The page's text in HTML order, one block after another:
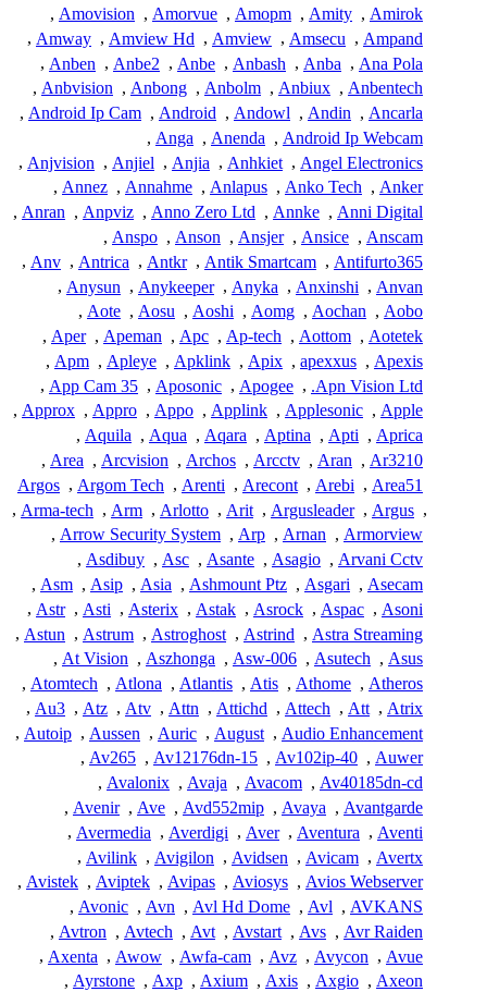
Amirok
,
Amity
,
Amopm
,
Amorvue
,
Amovision
,
Ampand
,
Amsecu
,
Amview
,
Amview Hd
,
Amway
,
Ana Pola
,
Anba
,
Anbash
,
Anbe
,
Anbe2
,
Anben
,
Anbentech
,
Anbiux
,
Anbolm
,
Anbong
,
Anbvision
,
Ancarla
,
Andin
,
Andowl
,
Android
,
Android Ip Cam
,
Android Ip Webcam
,
Anenda
,
Anga
,
Angel Electronics
,
Anhkiet
,
Anjia
,
Anjiel
,
Anjvision
,
Anker
,
Anko Tech
,
Anlapus
,
Annahme
,
Annez
,
Anni Digital
,
Annke
,
Anno Zero Ltd
,
Anpviz
,
Anran
,
Anscam
,
Ansice
,
Ansjer
,
Anson
,
Anspo
,
Antifurto365
,
Antik Smartcam
,
Antkr
,
Antrica
,
Anv
,
Anvan
,
Anxinshi
,
Anyka
,
Anykeeper
,
Anysun
,
Aobo
,
Aochan
,
Aomg
,
Aoshi
,
Aosu
,
Aote
,
Aotetek
,
Aottom
,
Ap-tech
,
Apc
,
Apeman
,
Aper
,
Apexis
,
apexxus
,
Apix
,
Apklink
,
Apleye
,
Apm
,
Apn Vision Ltd.
,
Apogee
,
Aposonic
,
App Cam 35
,
Apple
,
Applesonic
,
Applink
,
Appo
,
Appro
,
Approx
,
Aprica
,
Apti
,
Aptina
,
Aqara
,
Aqua
,
Aquila
,
Ar3210
,
Aran
,
Arcctv
,
Archos
,
Arcvision
,
Area
,
Area51
,
Arebi
,
Arecont
,
Arenti
,
Argom Tech
,
Argos
,
Argus
,
Argusleader
,
Arit
,
Arlotto
,
Arm
,
Arma-tech
,
Armorview
,
Arnan
,
Arp
,
Arrow Security System
,
Arvani Cctv
,
Asagio
,
Asante
,
Asc
,
Asdibuy
,
Asecam
,
Asgari
,
Ashmount Ptz
,
Asia
,
Asip
,
Asm
,
Asoni
,
Aspac
,
Asrock
,
Astak
,
Asterix
,
Asti
,
Astr
,
Astra Streaming
,
Astrind
,
Astroghost
,
Astrum
,
Astun
,
Asus
,
Asutech
,
Asw-006
,
Aszhonga
,
At Vision
,
Atheros
,
Athome
,
Atis
,
Atlantis
,
Atlona
,
Atomtech
,
Atrix
,
Att
,
Attech
,
Attichd
,
Attn
,
Atv
,
Atz
,
Au3
,
Audio Enhancement
,
August
,
Auric
,
Aussen
,
Autoip
,
Auwer
,
Av102ip-40
,
Av12176dn-15
,
Av265
,
Av40185dn-cd
,
Avacom
,
Avaja
,
Avalonix
,
Avantgarde
,
Avaya
,
Avd552mip
,
Ave
,
Avenir
,
Aventi
,
Aventura
,
Aver
,
Averdigi
,
Avermedia
,
Avertx
,
Avicam
,
Avidsen
,
Avigilon
,
Avilink
,
Avios Webserver
,
Aviosys
,
Avipas
,
Aviptek
,
Avistek
,
AVKANS
,
Avl
,
Avl Hd Dome
,
Avn
,
Avonic
,
Avr Raiden
,
Avs
,
Avstart
,
Avt
,
Avtech
,
Avtron
,
Avue
,
Avycon
,
Avz
,
Awfa-cam
,
Awow
,
Axenta
,
Axeon
,
Axgio
,
Axis
,
Axium
,
Axp
,
Ayrstone
,